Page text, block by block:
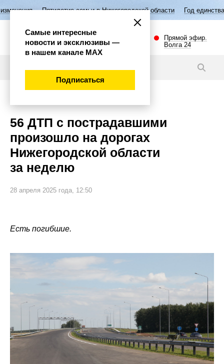
семьи в Нижегородской области Год единства народов России
Прямой эфир.
Волга 24
56 ДТП с пострадавшими
произошло на дорогах
Нижегородской области
за неделю
28 апреля 2025 года, 12:50
Есть погибшие.
Самые интересные
новости и эксклюзивы —
в нашем канале МАХ
Подписаться